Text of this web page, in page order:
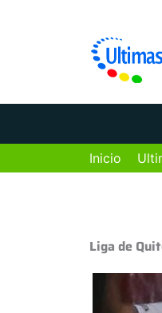
Inicio
Liga de